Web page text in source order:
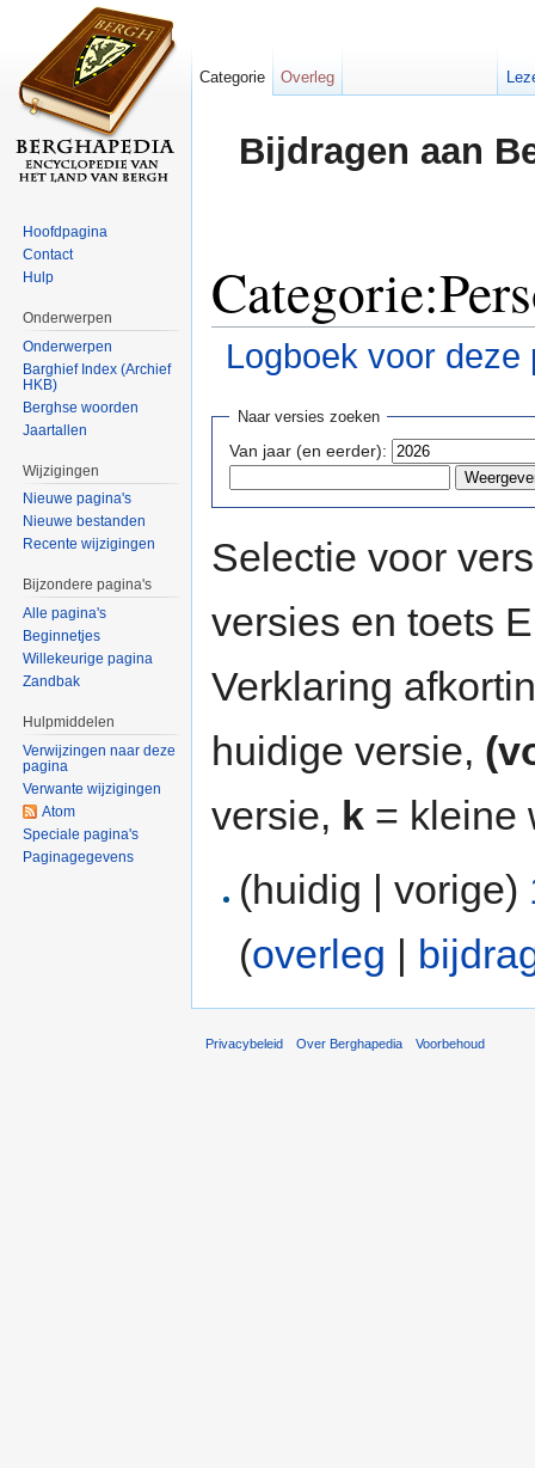
Bijdragen aan
Logboek voor deze
Naar versies zoeken
Van jaar (en eerder):
Selectie voor
versies en toets
Verklaring
huidige versie,
versie, k = kleine
(huidig | vorige)
(overleg |
Categorie Overleg
Hoofdpagina
Contact
Hulp
Onderwerpen
Onderwerpen
Barghief Index (Archief
HKB)
Berghse woorden
Jaartallen
Wijzigingen
Nieuwe pagina's
Nieuwe bestanden
Recente wijzigingen
Bijzondere pagina's
Alle pagina's
Beginnetjes
Willekeurige pagina
Zandbak
Hulpmiddelen
Verwijzingen naar deze
pagina
Verwante wijzigingen
Atom
Speciale pagina's
Paginagegevens
Privacybeleid Over Berghapedia Voorbehoud